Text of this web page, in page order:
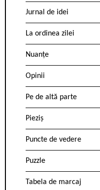
Jurnal de idei
La ordinea zilei
Nuanțe
Opinii
Pe de altă parte
Pieziș
Puncte de vedere
Puzzle
Tabela de marcaj